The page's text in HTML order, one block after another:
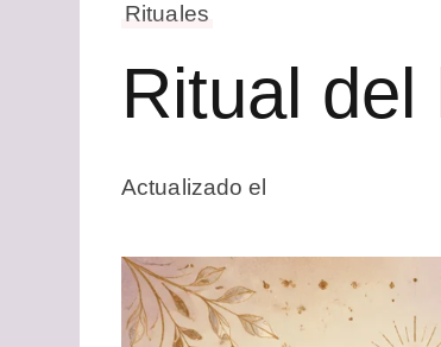
Rituales
Ritual
Actualizado el